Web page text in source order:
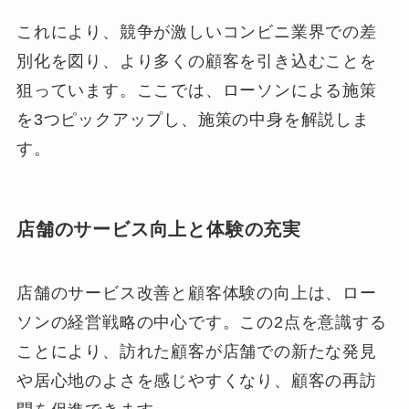
これにより、競争が激しいコンビニ業界での差
別化を図り、より多くの顧客を引き込むことを
狙っています。ここでは、ローソンによる施策
を3つピックアップし、施策の中身を解説しま
す。
店舗のサービス向上と体験の充実
店舗のサービス改善と顧客体験の向上は、ロー
ソンの経営戦略の中心です。この2点を意識する
ことにより、訪れた顧客が店舗での新たな発見
や居心地のよさを感じやすくなり、顧客の再訪